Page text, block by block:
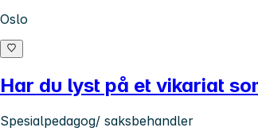
Oslo
Har du lyst på et vikariat
Spesialpedagog/ saksbehandler